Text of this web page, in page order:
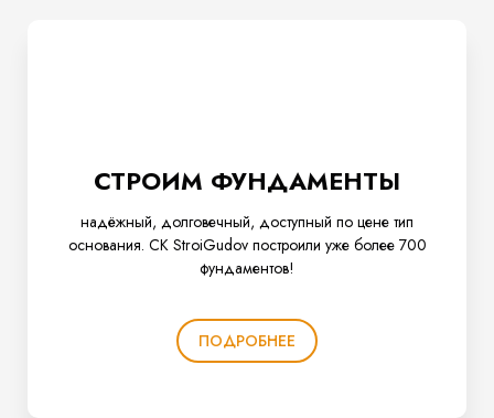
СТРОИМ ФУНДАМЕНТЫ
надёжный, долговечный, доступный по цене тип
основания. CК StroiGudov построили уже более 700
фундаментов!
ПОДРОБНЕЕ